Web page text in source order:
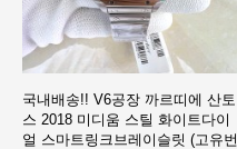
국내배송!! V6공장 까르띠에 산토
스 2018 미디움 스틸 화이트다이
얼 스마트링크브레이슬릿 (고유번